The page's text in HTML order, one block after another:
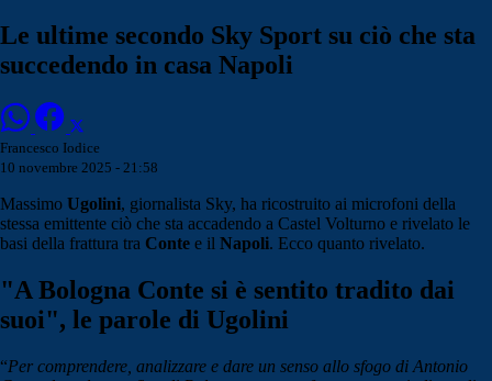
Le ultime secondo Sky Sport su ciò che sta
succedendo in casa Napoli
Francesco Iodice
10 novembre 2025 - 21:58
Massimo Ugolini, giornalista Sky, ha ricostruito ai microfoni della
stessa emittente ciò che sta accadendo a Castel Volturno e rivelato le
basi della frattura tra Conte e il Napoli. Ecco quanto rivelato.
"A Bologna Conte si è sentito tradito dai
suoi", le parole di Ugolini
“Per comprendere, analizzare e dare un senso allo sfogo di Antonio